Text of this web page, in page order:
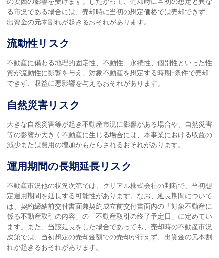
る市況である場合には、売却時に当初の想定価格では売却できず、
出資金の元本割れが起きるおそれがあります。
流動性リスク
不動産に備わる地理的固定性、不動性、永続性、個別性といった性
質が流動性に影響を与え、対象不動産を想定する時期･条件で売却
できず、収益に悪影響を与えるおそれがあります。
自然災害リスク
大きな自然災害等が起き不動産市況に影響がある場合や、自然災害
等の影響が大きく不動産に生じる場合には、本事業における収益の
減少または費用の増加がもたらされるおそれがあります。
運用期間の長期延長リスク
不動産市況他の状況次第では、クリアル株式会社の判断で、当初想
定運用期間を延長する可能性があります。なお、延長期間について
は、契約締結前交付書面兼契約成立前交付書面内の「対象不動産に
係る不動産取引の内容」の「不動産取引の終了予定日」に定めてい
ます。また、当該延長をした場合であっても、売却時の不動産市況
次第では、当初想定の売却金額での売却が行えず、出資金の元本割
れが起きるおそれがあります。